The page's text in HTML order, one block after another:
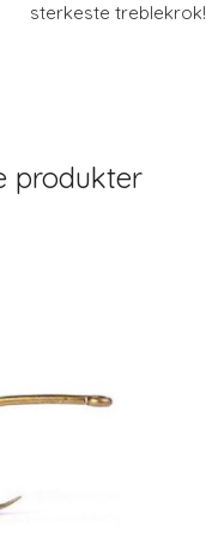
sterkeste treblekrok!
produkter